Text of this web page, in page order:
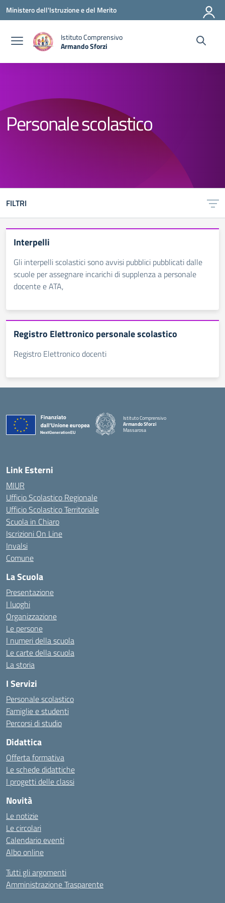
Vai ai contenuti
Vai al menu di navigazione
Vai al footer
Ministero dell'Istruzione e del Merito
Istituto Comprensivo
Armando Sforzi
Personale scolastico
FILTRI
Interpelli
Gli interpelli scolastici sono avvisi pubblici pubblicati dalle
scuole per assegnare incarichi di supplenza a personale
docente e ATA,
Registro Elettronico personale scolastico
Registro Elettronico docenti
Istituto Comprensivo
Armando Sforzi
Massarosa
Link Esterni
MIUR
Ufficio Scolastico Regionale
Ufficio Scolastico Territoriale
Scuola in Chiaro
Iscrizioni On Line
Invalsi
Comune
La Scuola
Presentazione
I luoghi
Organizzazione
Le persone
I numeri della scuola
Le carte della scuola
La storia
I Servizi
Personale scolastico
Famiglie e studenti
Percorsi di studio
Didattica
Offerta formativa
Le schede didattiche
I progetti delle classi
Novità
Le notizie
Le circolari
Calendario eventi
Albo online
Tutti gli argomenti
Amministrazione Trasparente